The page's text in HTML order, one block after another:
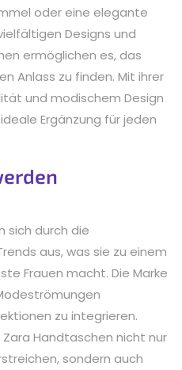
oder eine elegante
Designs und
ermöglichen es, das
Anlass zu finden. Mit ihrer
und modischem Design
Ergänzung für jeden
sich durch die
aus, was sie zu einem
Frauen macht. Die Marke
zu integrieren.
Handtaschen nicht nur
sondern auch